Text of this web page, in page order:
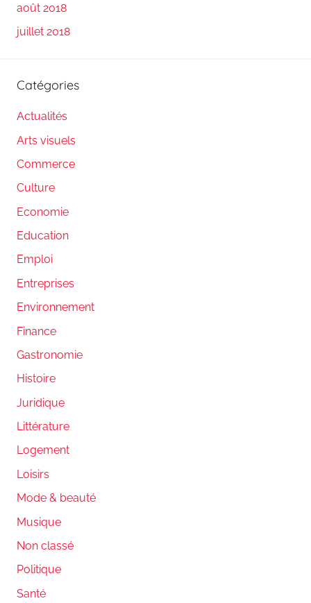
août 2018
juillet 2018
Catégories
Actualités
Arts visuels
Commerce
Culture
Economie
Education
Emploi
Entreprises
Environnement
Finance
Gastronomie
Histoire
Juridique
Littérature
Logement
Loisirs
Mode & beauté
Musique
Non classé
Politique
Santé